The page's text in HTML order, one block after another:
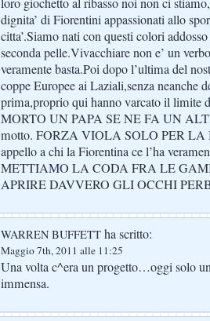
loro giochetto al ribasso noi non ci
dignita’ di Fiorentini appassionati allo
citta’.Siamo nati con questi colori
seconda pelle.Vivacchiare non e’ un
veramente basta.Poi dopo l’ultima del
coppe Europee ai Laziali,senza neanche
prima,proprio qui hanno varcato il limite
MORTO UN PAPA SE NE FA UN
motto. FORZA VIOLA SOLO PER
appello a chi la Fiorentina ce l’ha
METTIAMO LA CODA FRA LE
APRIRE DAVVERO GLI OCCHI
WARREN BUFFETT ha scritto:
Maggio 7th, 2011 alle 11:25
Una volta c^era un progetto…oggi solo
immensa.